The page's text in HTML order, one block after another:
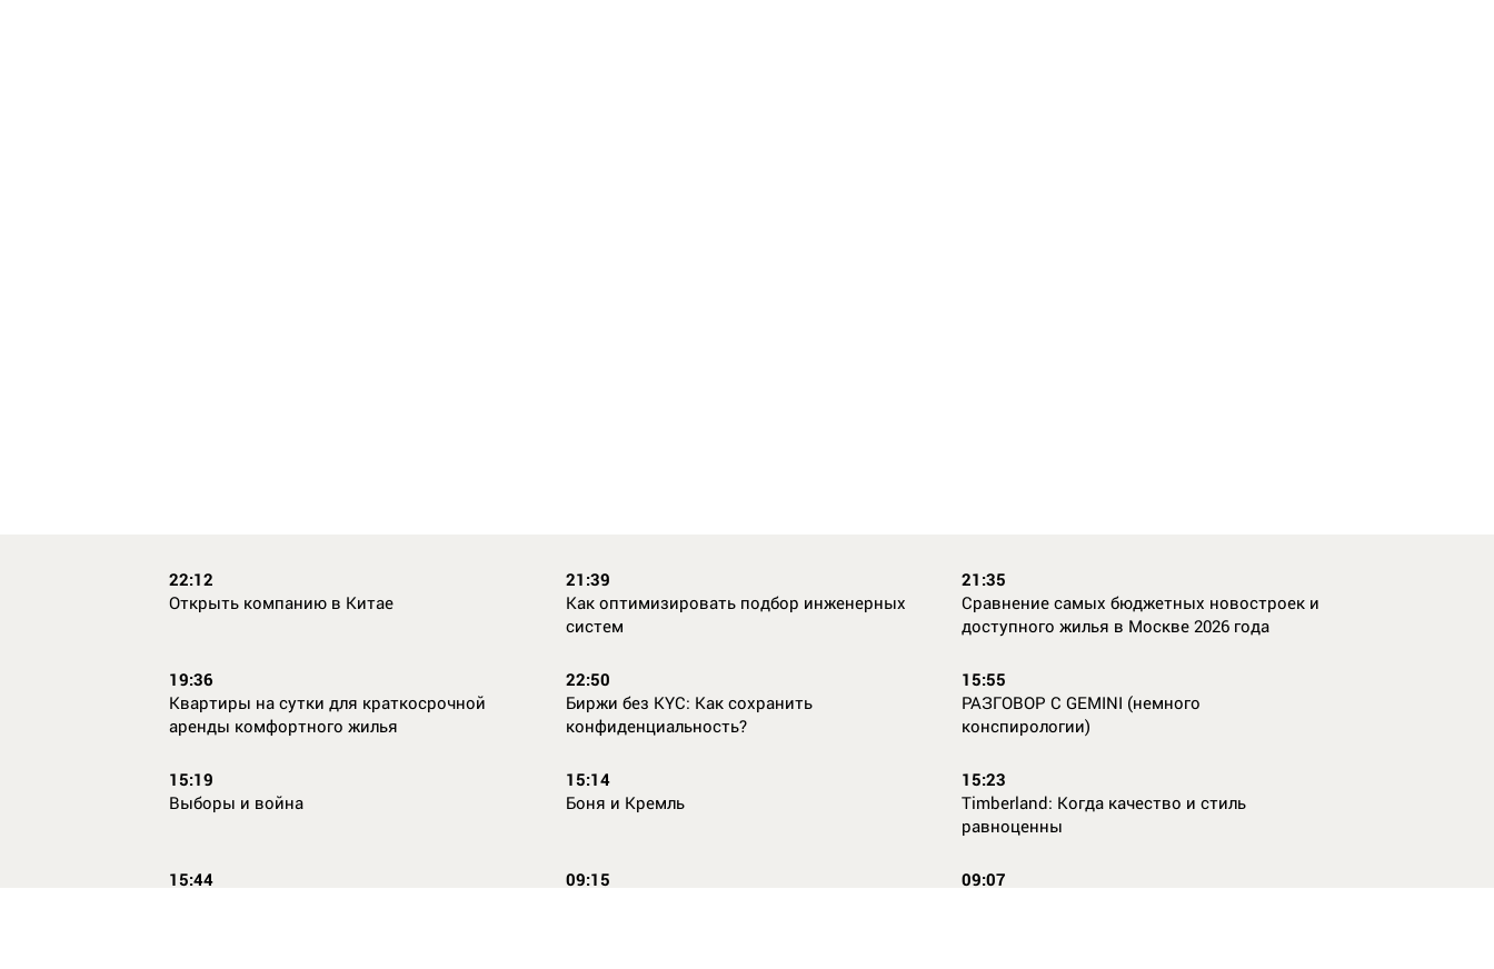
22:12
Открыть компанию в Китае
21:39
Как оптимизировать подбор инженерных
систем
21:35
Сравнение самых бюджетных новостроек и
доступного жилья в Москве 2026 года
19:36
Квартиры на сутки для краткосрочной
аренды комфортного жилья
22:50
Биржи без KYC: Как сохранить
конфиденциальность?
15:55
РАЗГОВОР С GEMINI (немного
конспирологии)
15:19
Выборы и война
15:14
Боня и Кремль
15:23
Timberland: Когда качество и стиль
равноценны
15:44
09:15
09:07